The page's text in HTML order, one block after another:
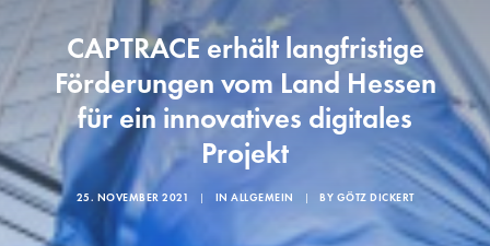
CAPTRACE erhält langfristige
Förderungen vom Land Hessen
für ein innovatives digitales
Projekt
25. NOVEMBER 2021 | IN ALLGEMEIN | BY GÖTZ DICKERT